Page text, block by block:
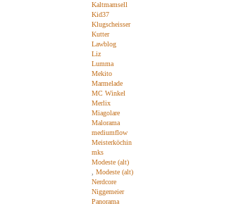
Kaltmamsell
Kid37
Klugscheisser
Kutter
Lawblog
Liz
Lumma
Mekito
Marmelade
MC Winkel
Merlix
Miagolare
Malorama
mediumflow
Meisterköchin
mks
Modeste (alt)
Modeste (alt)
Nerdcore
Niggemeier
Panorama